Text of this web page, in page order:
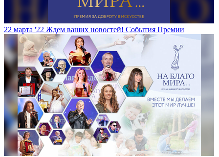
22 марта '22 Ждем ваших новостей! События Премии